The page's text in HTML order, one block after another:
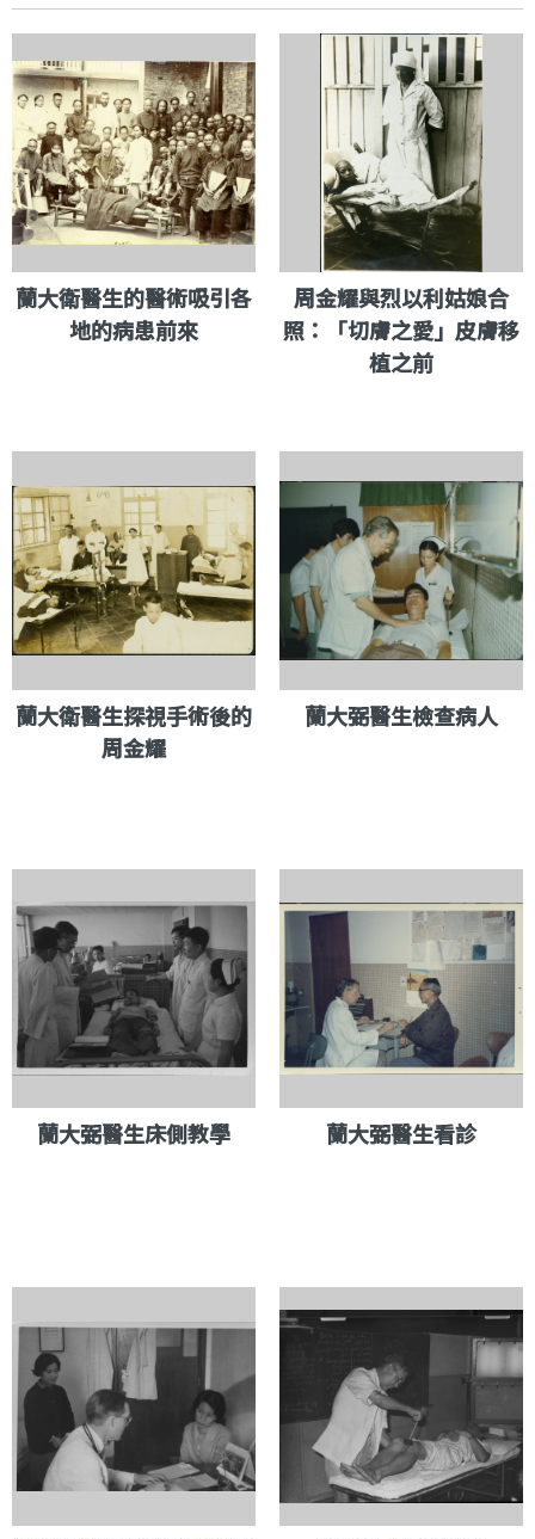
蘭大衛醫生的醫術吸引各
地的病患前來
周金耀與烈以利姑娘合
照：「切膚之愛」皮膚移
植之前
蘭大衛醫生探視手術後的
周金耀
蘭大弼醫生檢查病人
蘭大弼醫生床側教學 蘭大弼醫生看診